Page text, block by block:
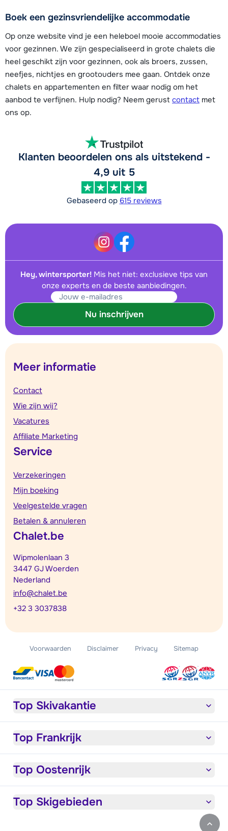
Boek een gezinsvriendelijke accommodatie
Op onze website vind je een heleboel mooie accommodaties
voor gezinnen. We zijn gespecialiseerd in grote chalets die
heel geschikt zijn voor gezinnen, ook als broers, zussen,
neefjes, nichtjes en grootouders mee gaan. Ontdek onze
chalets en appartementen en filter waar nodig om het
aanbod te verfijnen. Hulp nodig? Neem gerust contact met
ons op.
Klanten beoordelen ons als uitstekend -
4,9 uit 5
Gebaseerd op 615 reviews
Hey, wintersporter! Mis het niet: exclusieve tips van
onze experts en de beste aanbiedingen.
Nu inschrijven
Meer informatie
Contact
Wie zijn wij?
Vacatures
Affiliate Marketing
Service
Verzekeringen
Mijn boeking
Veelgestelde vragen
Betalen & annuleren
Chalet.be
Wipmolenlaan 3
3447 GJ Woerden
Nederland
info@chalet.be
+32 3 3037838
Voorwaarden Disclaimer Privacy Sitemap
Top Skivakantie
Top Frankrijk
Top Oostenrijk
Top Skigebieden